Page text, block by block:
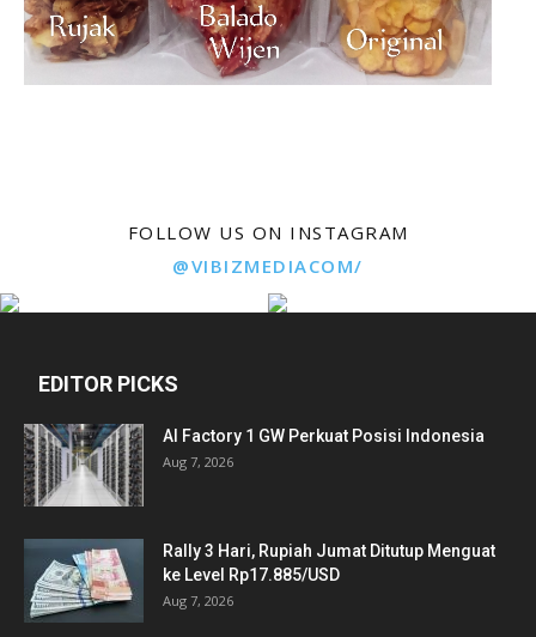
FOLLOW US ON INSTAGRAM
@VIBIZMEDIACOM/
EDITOR PICKS
AI Factory 1 GW Perkuat Posisi Indonesia
Aug 7, 2026
Rally 3 Hari, Rupiah Jumat Ditutup Menguat
ke Level Rp17.885/USD
Aug 7, 2026